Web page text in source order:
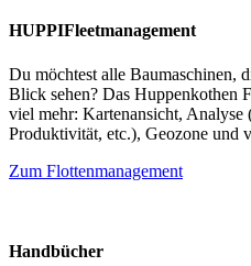
HUPPIFleetmanagement
Du möchtest alle Baumaschinen,
Blick sehen? Das Huppenkothen
viel mehr: Kartenansicht, Analyse
Produktivität, etc.), Geozone und
Zum Flottenmanagement
Handbücher